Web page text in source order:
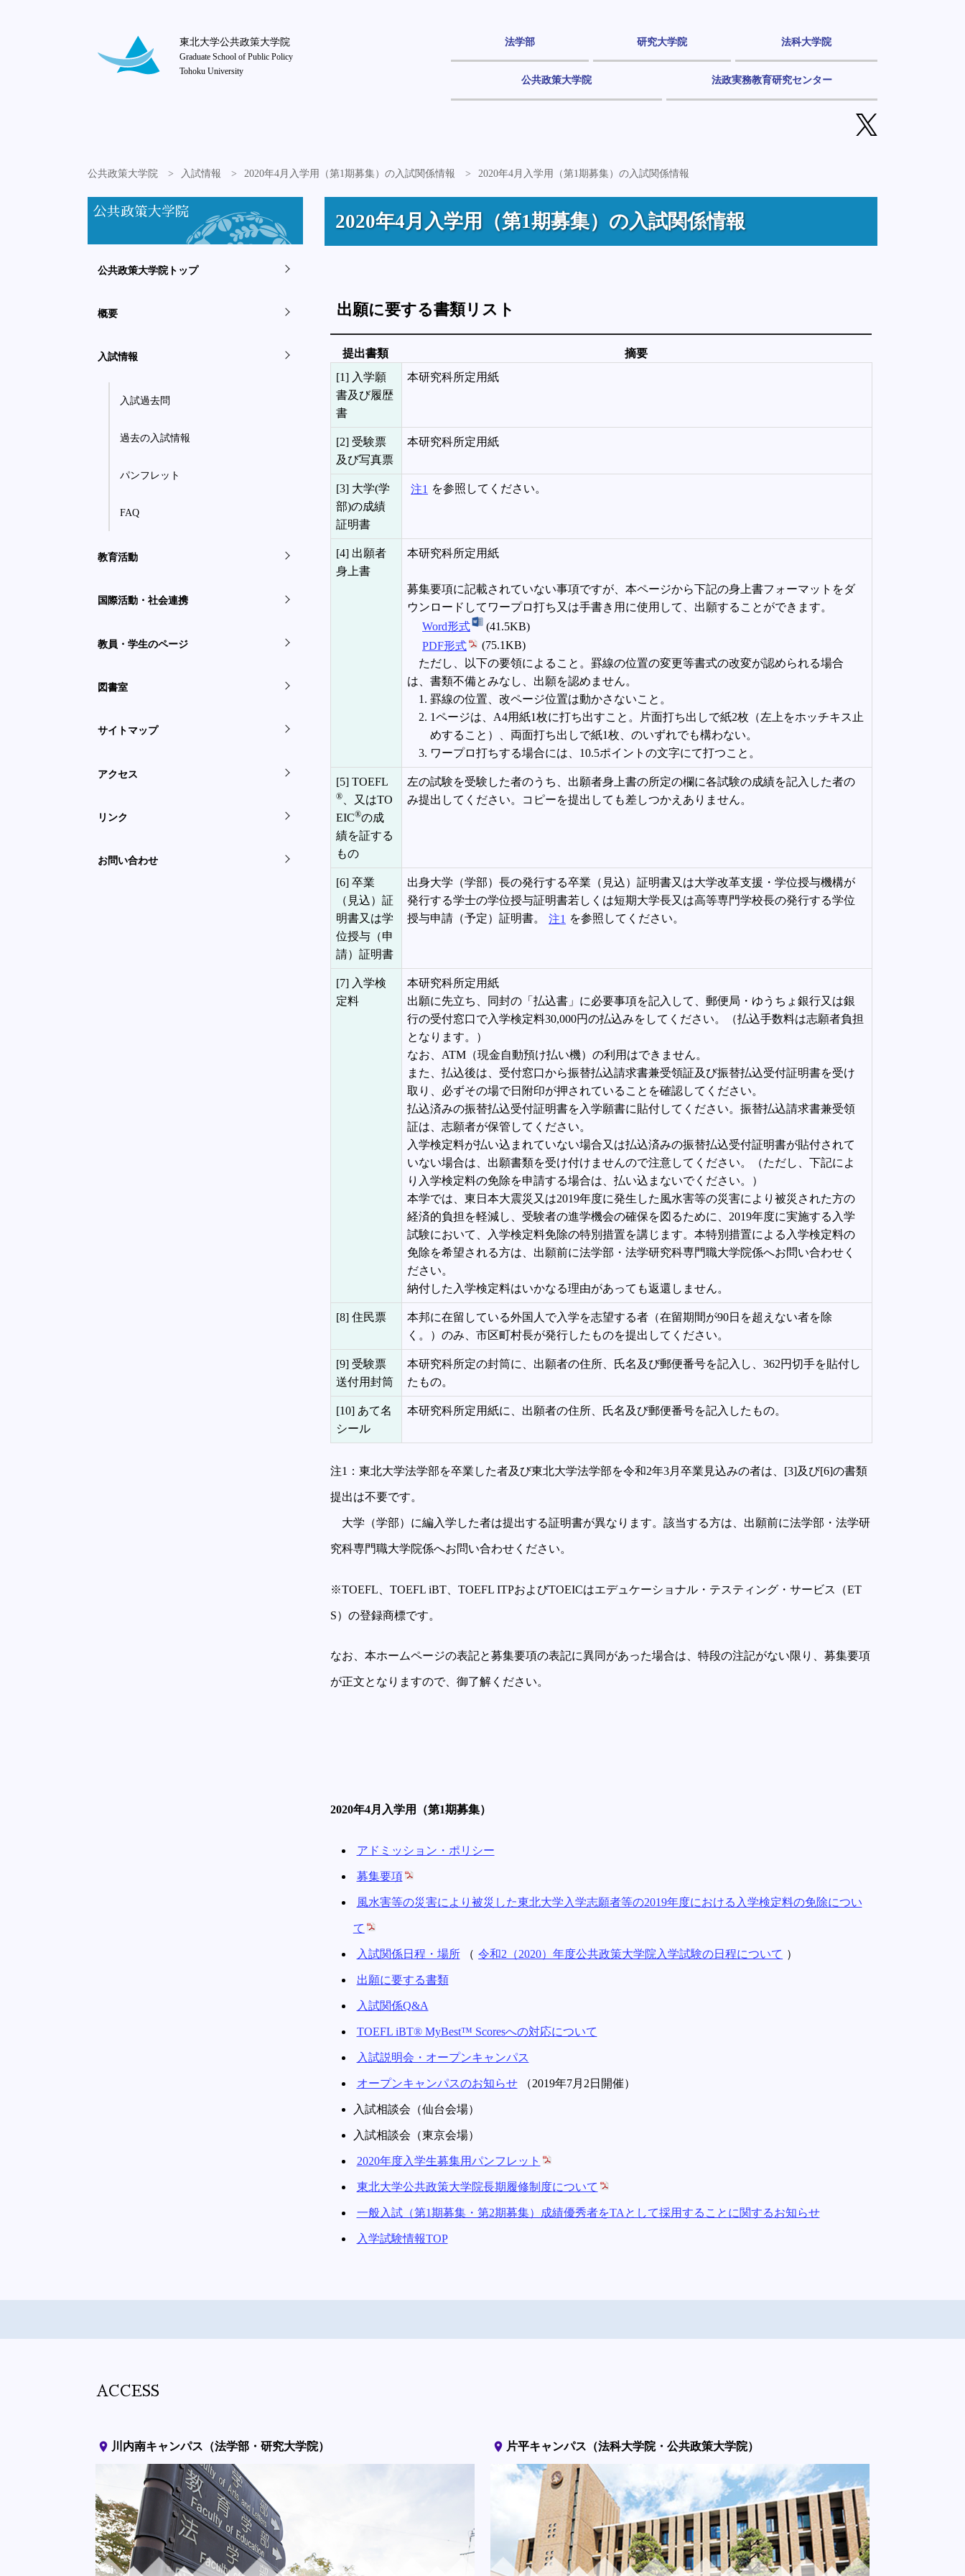
東北大学公共政策大学院
Graduate School of Public Policy
Tohoku University
法学部 研究大学院 法科大学院
公共政策大学院 法政実務教育研究センター
公共政策大学院 入試情報 2020年4月入学用（第1期募集）の入試関係情報 2020年4月入学用（第1期募集）の入試関係情報
2020年4月入学用（第1期募集）の入試関係情報
出願に要する書類リスト
提出書類
摘要
[1] 入学願
書及び履歴
書
本研究科所定用紙
[2] 受験票
及び写真票
本研究科所定用紙
[3] 大学(学
部)の成績
証明書
注1 を参照してください。
[4] 出願者
身上書
本研究科所定用紙
募集要項に記載されていない事項ですが、本ページから下記の身上書フォーマットをダ
ウンロードしてワープロ打ち又は手書き用に使用して、出願することができます。
Word形式
(41.5KB)
PDF形式
(75.1KB)
ただし、以下の要領によること。罫線の位置の変更等書式の改変が認められる場合
は、書類不備とみなし、出願を認めません。
罫線の位置、改ページ位置は動かさないこと。
1ページは、A4用紙1枚に打ち出すこと。片面打ち出しで紙2枚（左上をホッチキス止
めすること）、両面打ち出しで紙1枚、のいずれでも構わない。
ワープロ打ちする場合には、10.5ポイントの文字にて打つこと。
[5] TOEFL
®
、又はTO
EIC®の成
績を証する
もの
左の試験を受験した者のうち、出願者身上書の所定の欄に各試験の成績を記入した者の
み提出してください。コピーを提出しても差しつかえありません。
[6] 卒業
（見込）証
明書又は学
位授与（申
請）証明書
出身大学（学部）長の発行する卒業（見込）証明書又は大学改革支援・学位授与機構が
発行する学士の学位授与証明書若しくは短期大学長又は高等専門学校長の発行する学位
授与申請（予定）証明書。
注1 を参照してください。
[7] 入学検
定料
本研究科所定用紙
出願に先立ち、同封の「払込書」に必要事項を記入して、郵便局・ゆうちょ銀行又は銀
行の受付窓口で入学検定料30,000円の払込みをしてください。（払込手数料は志願者負担
となります。）
なお、ATM（現金自動預け払い機）の利用はできません。
また、払込後は、受付窓口から振替払込請求書兼受領証及び振替払込受付証明書を受け
取り、必ずその場で日附印が押されていることを確認してください。
払込済みの振替払込受付証明書を入学願書に貼付してください。振替払込請求書兼受領
証は、志願者が保管してください。
入学検定料が払い込まれていない場合又は払込済みの振替払込受付証明書が貼付されて
いない場合は、出願書類を受け付けませんので注意してください。（ただし、下記によ
り入学検定料の免除を申請する場合は、払い込まないでください。）
本学では、東日本大震災又は2019年度に発生した風水害等の災害により被災された方の
経済的負担を軽減し、受験者の進学機会の確保を図るために、2019年度に実施する入学
試験において、入学検定料免除の特別措置を講じます。本特別措置による入学検定料の
免除を希望される方は、出願前に法学部・法学研究科専門職大学院係へお問い合わせく
ださい。
納付した入学検定料はいかなる理由があっても返還しません。
[8] 住民票
本邦に在留している外国人で入学を志望する者（在留期間が90日を超えない者を除
く。）のみ、市区町村長が発行したものを提出してください。
[9] 受験票
送付用封筒
本研究科所定の封筒に、出願者の住所、氏名及び郵便番号を記入し、362円切手を貼付し
たもの。
[10] あて名
シール
本研究科所定用紙に、出願者の住所、氏名及び郵便番号を記入したもの。
注1：東北大学法学部を卒業した者及び東北大学法学部を令和2年3月卒業見込みの者は、[3]及び[6]の書類
提出は不要です。
大学（学部）に編入学した者は提出する証明書が異なります。該当する方は、出願前に法学部・法学研
究科専門職大学院係へお問い合わせください。
※TOEFL、TOEFL iBT、TOEFL ITPおよびTOEICはエデュケーショナル・テスティング・サービス（ET
S）の登録商標です。
なお、本ホームページの表記と募集要項の表記に異同があった場合は、特段の注記がない限り、募集要項
が正文となりますので、御了解ください。
2020年4月入学用（第1期募集）
アドミッション・ポリシー
募集要項
風水害等の災害により被災した東北大学入学志願者等の2019年度における入学検定料の免除につい
て
入試関係日程・場所 （ 令和2（2020）年度公共政策大学院入学試験の日程について ）
出願に要する書類
入試関係Q&A
TOEFL iBT® MyBest™ Scoresへの対応について
入試説明会・オープンキャンパス
オープンキャンパスのお知らせ （2019年7月2日開催）
入試相談会（仙台会場）
入試相談会（東京会場）
2020年度入学生募集用パンフレット
東北大学公共政策大学院長期履修制度について
一般入試（第1期募集・第2期募集）成績優秀者をTAとして採用することに関するお知らせ
入学試験情報TOP
公共政策大学院
公共政策大学院トップ
概要
入試情報
入試過去問
過去の入試情報
パンフレット
FAQ
教育活動
国際活動・社会連携
教員・学生のページ
図書室
サイトマップ
アクセス
リンク
お問い合わせ
ACCESS
place 川内南キャンパス（法学部・研究大学院） place 片平キャンパス（法科大学院・公共政策大学院）